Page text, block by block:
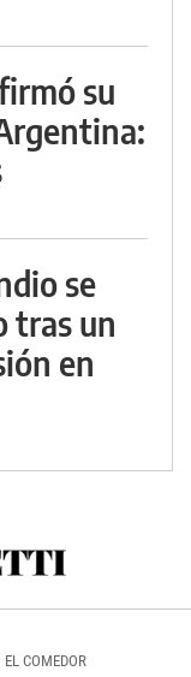
su
se
tras un
en
EL COMEDOR